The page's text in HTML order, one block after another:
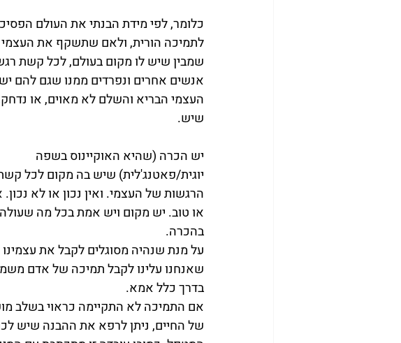
כלומר, לפי מידת הבנתי את העולם
לתמיכה הורית, ולאם שתשקף את העצמי
שמבין שיש לו מקום בעולם, לכל קשת
אנשים אחרים ונפרדים ממנו שגם להם יש
העצמי הבריא והשלם לא מאוים, או
שיש.
יש הכרה (שהיא האוקיינוס בשפה
יוגית/פאטנג'לית) שיש בה מקום לכל
הרגשות של העצמי. ואין נכון או לא נכון.
או טוב. יש מקום ויש אמת בכל מה שעולה
בהכרה.
על מנת שנהיה מסוגלים לקבל את עצמינו
שאנחנו עלינו לקבל תמיכה של אדם
בדרך כלל אמא.
אם התמיכה לא התקיימה כראוי בשלב
של החיים, ניתן לרפא את ההבנה שיש